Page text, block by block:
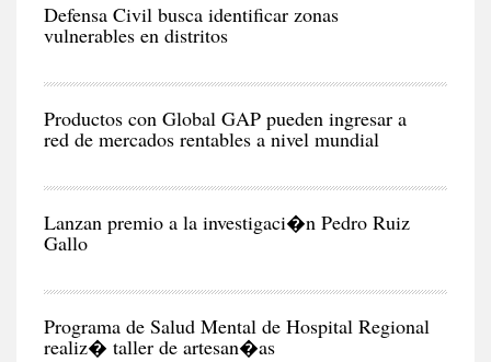
Defensa Civil busca identificar zonas
vulnerables en distritos
Productos con Global GAP pueden ingresar a
red de mercados rentables a nivel mundial
Lanzan premio a la investigaci�n Pedro Ruiz
Gallo
Programa de Salud Mental de Hospital Regional
realiz� taller de artesan�as